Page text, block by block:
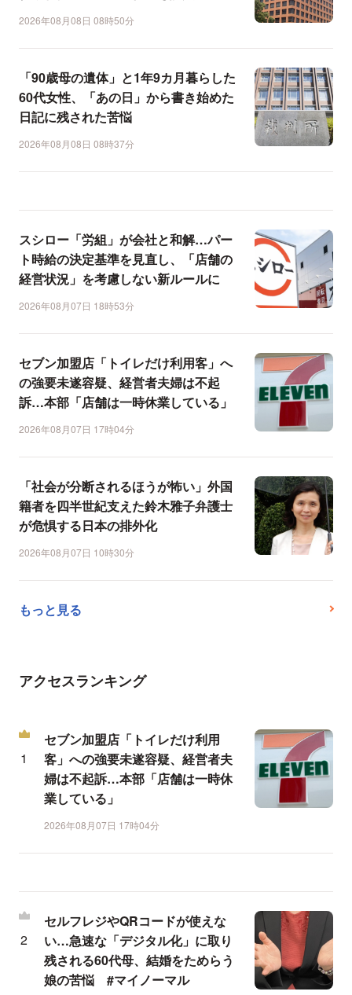
2026年08月08日 08時50分
「90歳母の遺体」と1年9カ月暮らした
60代女性、「あの日」から書き始めた
日記に残された苦悩
2026年08月08日 08時37分
スシロー「労組」が会社と和解…パー
ト時給の決定基準を見直し、「店舗の
経営状況」を考慮しない新ルールに
2026年08月07日 18時53分
セブン加盟店「トイレだけ利用客」へ
の強要未遂容疑、経営者夫婦は不起
訴…本部「店舗は一時休業している」
2026年08月07日 17時04分
「社会が分断されるほうが怖い」外国
籍者を四半世紀支えた鈴木雅子弁護士
が危惧する日本の排外化
2026年08月07日 10時30分
もっと見る
アクセスランキング
セブン加盟店「トイレだけ利用
客」への強要未遂容疑、経営者夫
婦は不起訴…本部「店舗は一時休
業している」
2026年08月07日 17時04分
セルフレジやQRコードが使えな
い…急速な「デジタル化」に取り
残される60代母、結婚をためらう
娘の苦悩 #マイノーマル